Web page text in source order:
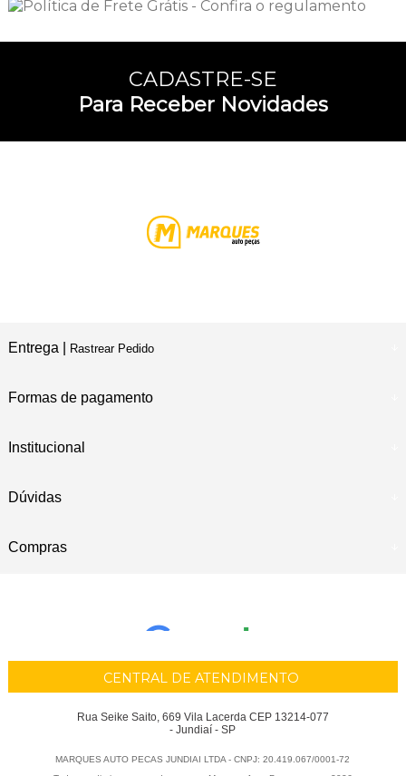
CADASTRE-SE
Para Receber Novidades
Entrega | Rastrear Pedido
Formas de pagamento
Institucional
Dúvidas
Compras
CENTRAL DE ATENDIMENTO
Rua Seike Saito, 669 Vila Lacerda CEP 13214-077
- Jundiaí - SP
MARQUES AUTO PECAS JUNDIAI LTDA - CNPJ: 20.419.067/0001-72